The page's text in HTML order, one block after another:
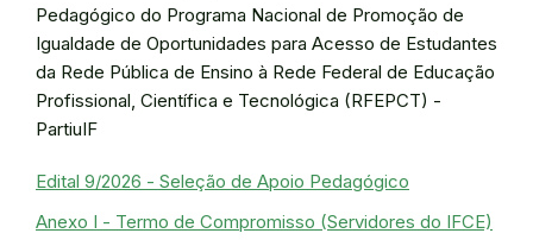
Pedagógico do Programa Nacional de Promoção de
Igualdade de Oportunidades para Acesso de Estudantes
da Rede Pública de Ensino à Rede Federal de Educação
Profissional, Científica e Tecnológica (RFEPCT) -
PartiuIF
Edital 9/2026 - Seleção de Apoio Pedagógico
Anexo I - Termo de Compromisso (Servidores do IFCE)